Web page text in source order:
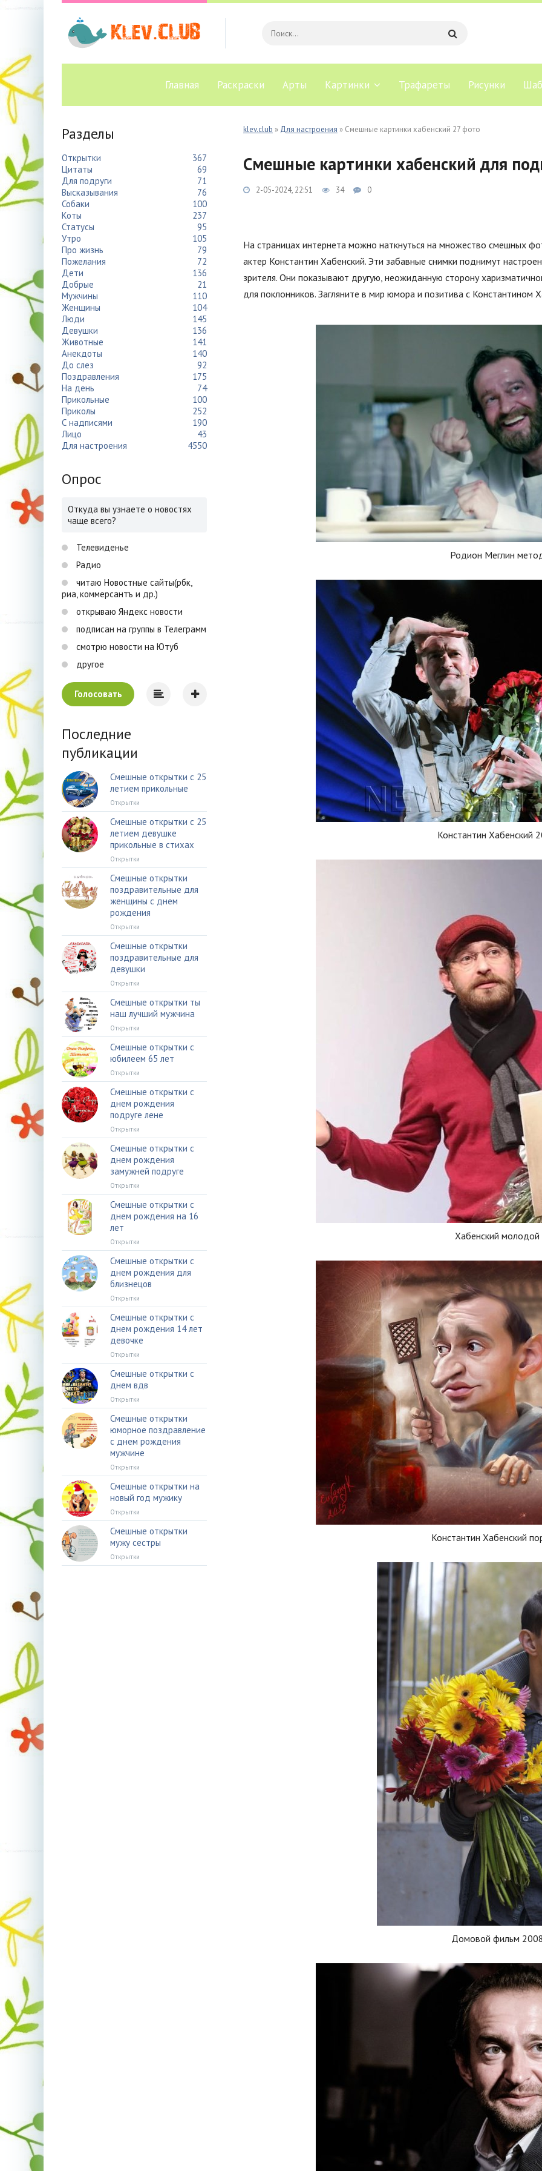
Главная Раскраски Арты Картинки Трафареты Рисунки
klev.club » Для настроения » Смешные картинки хабенский 27 фото
Смешные картинки хабенский для
2-05-2024, 22:51 34 0
На страницах интернета можно наткнуться на множество смешных
актер Константин Хабенский. Эти забавные снимки поднимут
зрителя. Они показывают другую, неожиданную сторону
для поклонников. Загляните в мир юмора и позитива с Константином
Родион Меглин
Константин Хабенский
Хабенский молодой
Константин Хабенский
Домовой фильм
Разделы
Открытки
367
Цитаты
69
Для подруги
71
Высказывания
76
Собаки
100
Коты
237
Статусы
95
Утро
105
Про жизнь
79
Пожелания
72
Дети
136
Добрые
21
Мужчины
110
Женщины
104
Люди
145
Девушки
136
Животные
141
Анекдоты
140
До слез
92
Поздравления
175
На день
74
Прикольные
100
Приколы
252
С надписями
190
Лицо
43
Для настроения
4550
Опрос
Откуда вы узнаете о новостях
чаще всего?
Телевиденье
Радио
читаю Новостные сайты(рбк,
риа, коммерсантъ и др.)
открываю Яндекс новости
подписан на группы в Телеграмм
смотрю новости на Ютуб
другое
Голосовать
Последние
публикации
Смешные открытки с 25
летием прикольные
Открытки
Смешные открытки с 25
летием девушке
прикольные в стихах
Открытки
Смешные открытки
поздравительные для
женщины с днем
рождения
Открытки
Смешные открытки
поздравительные для
девушки
Открытки
Смешные открытки ты
наш лучший мужчина
Открытки
Смешные открытки с
юбилеем 65 лет
Открытки
Смешные открытки с
днем рождения
подруге лене
Открытки
Смешные открытки с
днем рождения
замужней подруге
Открытки
Смешные открытки с
днем рождения на 16
лет
Открытки
Смешные открытки с
днем рождения для
близнецов
Открытки
Смешные открытки с
днем рождения 14 лет
девочке
Открытки
Смешные открытки с
днем вдв
Открытки
Смешные открытки
юморное поздравление
с днем рождения
мужчине
Открытки
Смешные открытки на
новый год мужику
Открытки
Смешные открытки
мужу сестры
Открытки